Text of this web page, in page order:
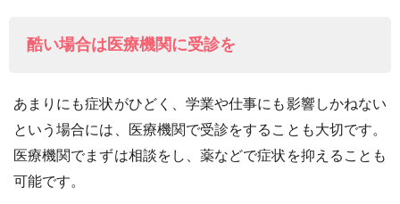
酷い場合は医療機関に受診を
あまりにも症状がひどく、学業や仕事にも影響しかねない
という場合には、医療機関で受診をすることも大切です。
医療機関でまずは相談をし、薬などで症状を抑えることも
可能です。